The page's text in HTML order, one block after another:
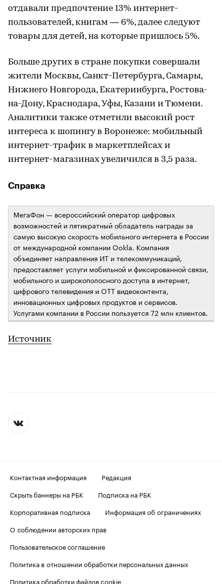
отдавали предпочтение 13% интернет-
пользователей, книгам — 6%, далее следуют
товары для детей, на которые пришлось 5%.
Больше других в стране покупки совершали
жители Москвы, Санкт-Петербурга, Самары,
Нижнего Новгорода, Екатеринбурга, Ростова-
на-Дону, Краснодара, Уфы, Казани и Тюмени.
Аналитики также отметили высокий рост
интереса к шопингу в Воронеже: мобильный
интернет-трафик в маркетплейсах и
интернет-магазинах увеличился в 3,5 раза.
Справка
МегаФон — всероссийский оператор цифровых
возможностей и пятикратный обладатель награды за
самую высокую скорость мобильного интернета в России
от международной компании Ookla. Компания
объединяет направления ИТ и телекоммуникаций,
предоставляет услуги мобильной и фиксированной связи,
мобильного и широкополосного доступа в интернет,
цифрового телевидения и OTT видеоконтента,
инновационных цифровых продуктов и сервисов.
Услугами компании в России пользуется 72 млн клиентов.
Источник
Контактная информация
Редакция
Скрыть баннеры на РБК
Подписка на РБК
Корпоративная подписка
Информация об ограничениях
О соблюдении авторских прав
Пользовательское соглашение
Политика в отношении обработки персональных данных
Политика обработки файлов cookie